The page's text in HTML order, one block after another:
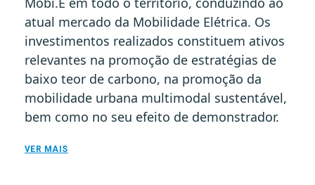
atual mercado da Mobilidade Elétrica. Os
investimentos realizados constituem ativos
relevantes na promoção de estratégias de
baixo teor de carbono, na promoção da
mobilidade urbana multimodal sustentável,
bem como no seu efeito de demonstrador.
VER MAIS